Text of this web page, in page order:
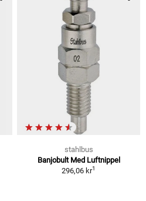
stahlbus
Banjobult Med Luftnippel
296,06 kr1